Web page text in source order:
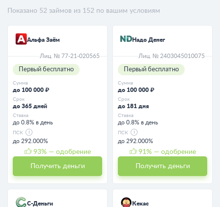
Показано 52 займов из 152 по вашим условиям
Альфа Заём
Лиц. № 77-21-020565
Первый бесплатно
Сумма
до 100 000 ₽
Срок
до 365 дней
Ставка
до 0.8% в день
ПСК
до 292.000%
93% — одобрение
Получить деньги
Надо Денег
Лиц. № 2403045010075
Первый бесплатно
Сумма
до 100 000 ₽
Срок
до 181 дня
Ставка
до 0.8% в день
ПСК
до 292.000%
91 % — одобрение
Получить деньги
С-Деньги Кекас